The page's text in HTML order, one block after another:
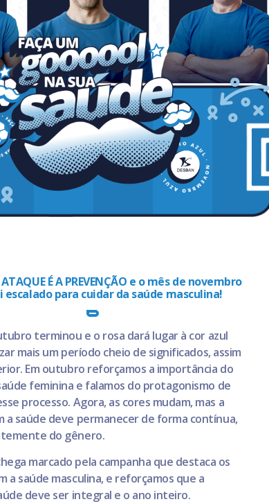
É A PREVENÇÃO e o mês de novembro
escalado para cuidar da saúde masculina!
terminou e o rosa dará lugar à cor azul
mais um período cheio de significados, assim
Em outubro reforçamos a importância do
feminina e falamos do protagonismo de
processo. Agora, as cores mudam, mas a
a saúde deve permanecer de forma contínua,
do gênero.
marcado pela campanha que destaca os
a saúde masculina, e reforçamos que a
deve ser integral e o ano inteiro.